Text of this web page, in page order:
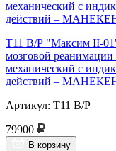
Т11 В/Р "Максим II-
мозговой
механический с
действий –
Артикул: Т11 В/Р
79900
В корзину